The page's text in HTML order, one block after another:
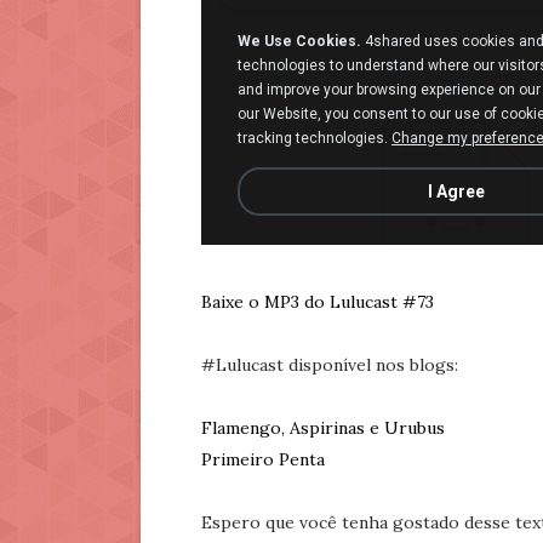
Baixe o MP3 do Lulucast #73
#Lulucast disponível nos blogs:
Flamengo, Aspirinas e Urubus
Primeiro Penta
Espero que você tenha gostado desse